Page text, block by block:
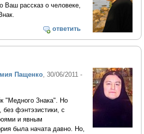
Ваш рассказ о человеке,
ответить
Пащенко , 30/06/2011 -
"Медного Знака". Но
фэнтэзистики, с
и явным
была начата давно. Но,